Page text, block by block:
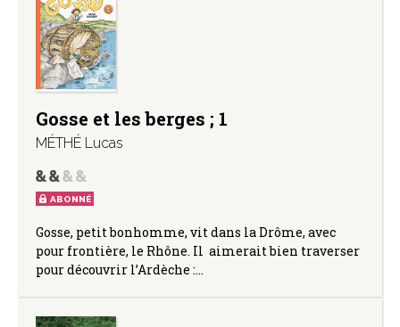
Gosse et les berges ; 1
MÉTHÉ Lucas
ABONNÉ
Gosse, petit bonhomme, vit dans la Drôme, avec
pour frontière, le Rhône. Il aimerait bien traverser
pour découvrir l’Ardèche :…